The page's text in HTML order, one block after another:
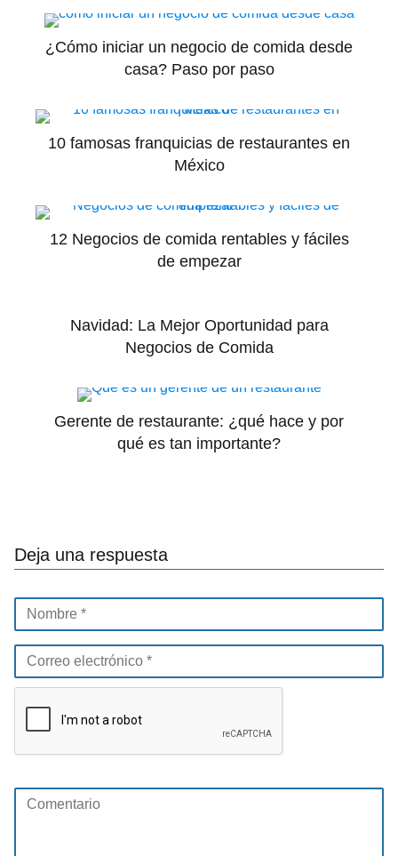
¿Cómo iniciar un negocio de comida desde
casa? Paso por paso
10 famosas franquicias de restaurantes en
México
12 Negocios de comida rentables y fáciles
de empezar
Navidad: La Mejor Oportunidad para
Negocios de Comida
Gerente de restaurante: ¿qué hace y por
qué es tan importante?
Deja una respuesta